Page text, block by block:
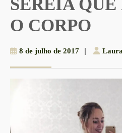
SEREIA
O CORPO
8 de julho de 20178
|